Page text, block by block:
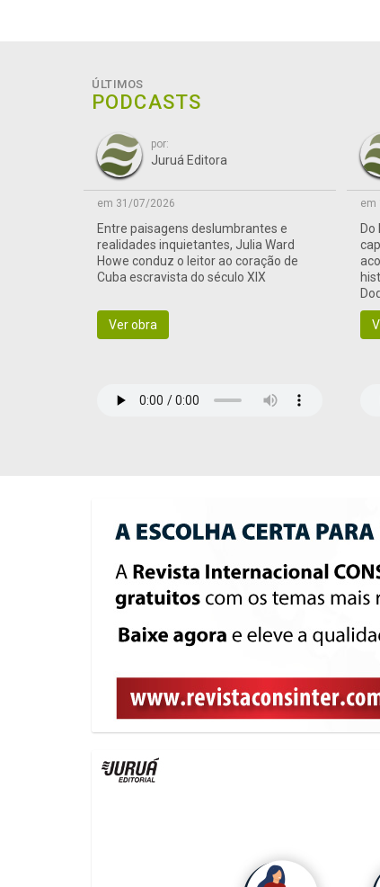
ÚLTIMOS
PODCASTS
por:
Juruá Editora
em 31/07/2026
Entre paisagens deslumbrantes e
realidades inquietantes, Julia Ward
Howe conduz o leitor ao coração de
Cuba escravista do século XIX
Ver obra
em